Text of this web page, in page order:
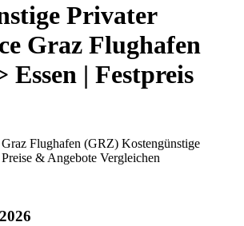
Privater
Graz Flughafen
Essen | Festpreis
Flughafen (GRZ) Kostengünstige
& Angebote Vergleichen